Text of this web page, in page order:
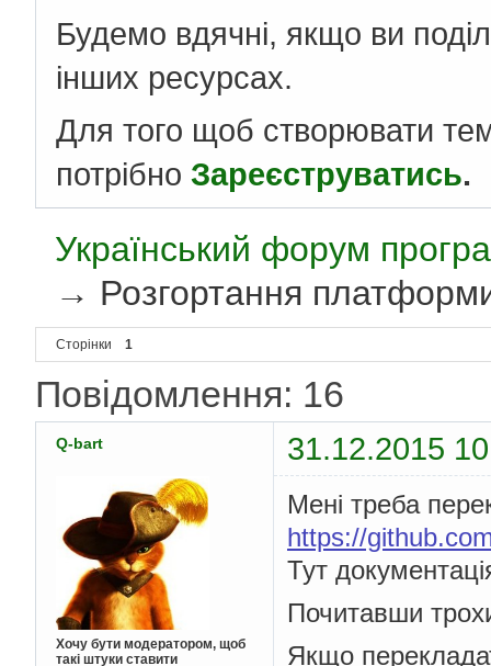
Будемо вдячні, якщо ви
інших ресурсах.
Для того щоб створювати
потрібно Зареєструватись.
Український форум
→ Розгортання
Сторінки 1
Повідомлення: 16
Q-bart 31.12.2015
Хочу бути модератором, щоб
такі штуки ставити
Мені треба
https://
Тут
Почитавши
Якщо